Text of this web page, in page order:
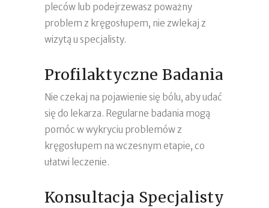
pleców lub podejrzewasz poważny
problem z kręgosłupem, nie zwlekaj z
wizytą u specjalisty.
Profilaktyczne Badania
Nie czekaj na pojawienie się bólu, aby udać
się do lekarza. Regularne badania mogą
pomóc w wykryciu problemów z
kręgosłupem na wczesnym etapie, co
ułatwi leczenie.
Konsultacja Specjalisty